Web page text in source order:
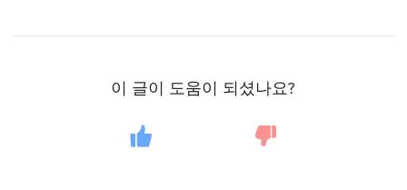
이 글이 도움이 되셨나요?